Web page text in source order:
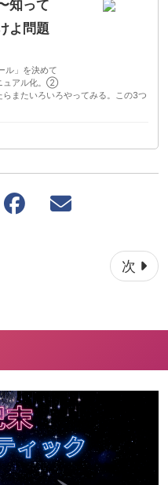
知って
よ問題
ル」を決めて
ュアル化。②
またいろいろやってみる。この3つ
次